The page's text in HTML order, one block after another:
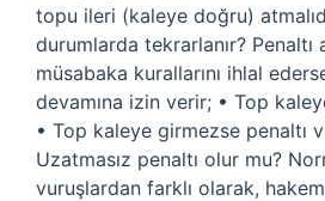
topu ileri (kaleye doğru)
durumlarda tekrarlanır? Penaltı
müsabaka kurallarını ihlal
devamına izin verir; • Top
• Top kaleye girmezse penaltı
Uzatmasız penaltı olur mu?
vuruşlardan farklı olarak,